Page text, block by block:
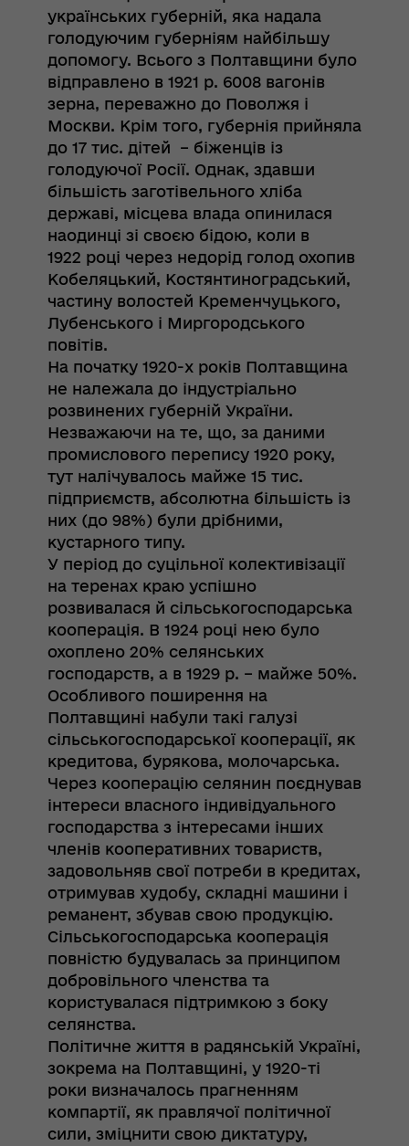
українських губерній, яка надала
голодуючим губерніям найбільшу
допомогу. Всього з Полтавщини було
відправлено в 1921 р. 6008 вагонів
зерна, переважно до Поволжя і
Москви. Крім того, губернія прийняла
до 17 тис. дітей – біженців із
голодуючої Росії. Однак, здавши
більшість заготівельного хліба
державі, місцева влада опинилася
наодинці зі своєю бідою, коли в
1922 році через недорід голод охопив
Кобеляцький, Костянтиноградський,
частину волостей Кременчуцького,
Лубенського і Миргородського
повітів.
На початку 1920-х років Полтавщина
не належала до індустріально
розвинених губерній України.
Незважаючи на те, що, за даними
промислового перепису 1920 року,
тут налічувалось майже 15 тис.
підприємств, абсолютна більшість із
них (до 98%) були дрібними,
кустарного типу.
У період до суцільної колективізації
на теренах краю успішно
розвивалася й сільськогосподарська
кооперація. В 1924 році нею було
охоплено 20% селянських
господарств, а в 1929 р. – майже 50%.
Особливого поширення на
Полтавщині набули такі галузі
сільськогосподарської кооперації, як
кредитова, бурякова, молочарська.
Через кооперацію селянин поєднував
інтереси власного індивідуального
господарства з інтересами інших
членів кооперативних товариств,
задовольняв свої потреби в кредитах,
отримував худобу, складні машини і
реманент, збував свою продукцію.
Сільськогосподарська кооперація
повністю будувалась за принципом
добровільного членства та
користувалася підтримкою з боку
селянства.
Політичне життя в радянській Україні,
зокрема на Полтавщині, у 1920-ті
роки визначалось прагненням
компартії, як правлячої політичної
сили, зміцнити свою диктатуру,